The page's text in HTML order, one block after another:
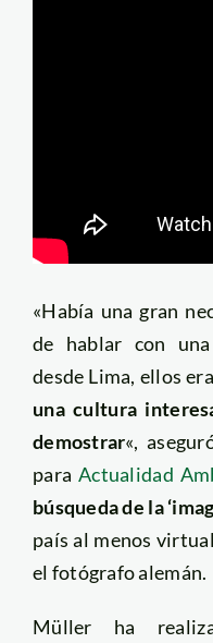
«Había una gran
de hablar con
desde Lima, ellos
una cultura
demostrar«,
paraActualidad
búsqueda de la
país al menos
el fotógrafo alemán.
Müller ha